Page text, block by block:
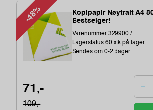
-48%
Kopipapir Nøytralt A4
Bestselger!
Varenummer:329900 /
Lagerstatus:60 stk på lager.
Sendes om:0-2 dager
71,-
109,-